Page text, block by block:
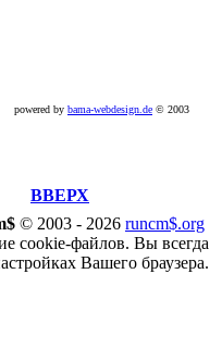
powered by bama-webdesign.de © 2003
ВВЕРХ
© 2003 - 2026 runcm$.org
cookie-файлов. Вы всегда
Вашего браузера.